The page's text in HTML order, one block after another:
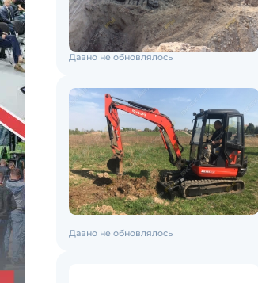
Давно не обновлялось
Давно не обновлялось